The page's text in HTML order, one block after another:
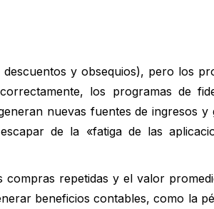
y obsequios), pero los
los programas de
nuevas fuentes de ingresos y
de la «fatiga de las
compras repetidas y el valor
beneficios contables, como la